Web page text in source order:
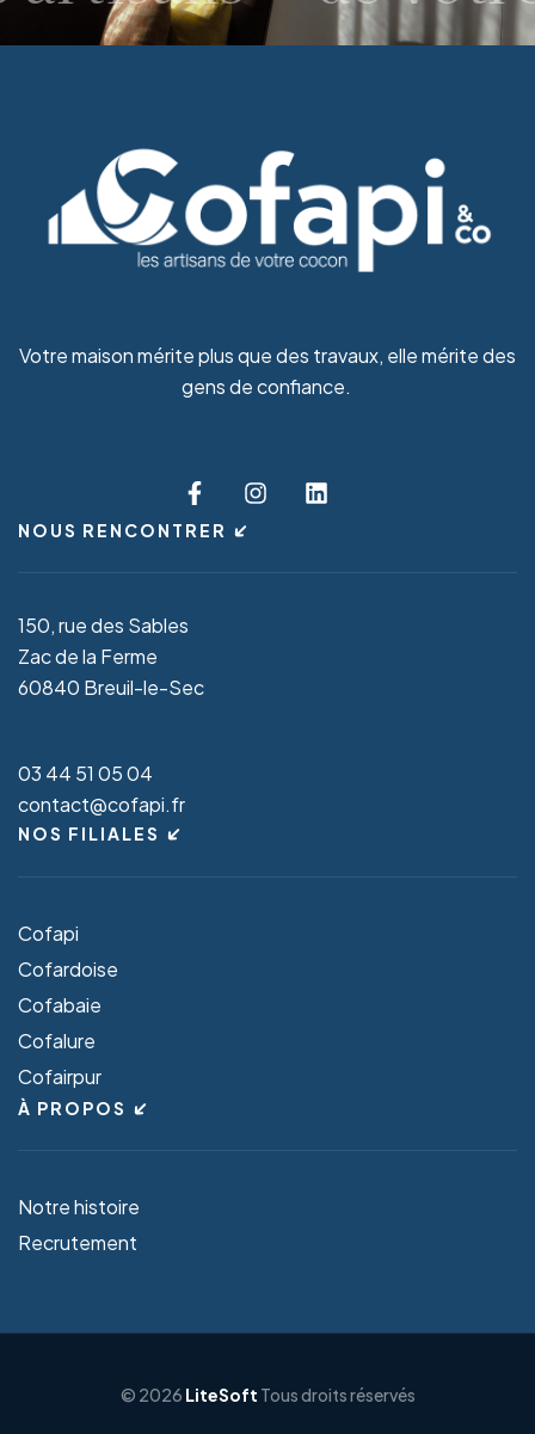
Votre maison mérite plus que des travaux, elle mérite des
gens de confiance.
NOUS RENCONTRER
150, rue des Sables
Zac de la Ferme
60840 Breuil-le-Sec
03 44 51 05 04
contact@cofapi.fr
NOS FILIALES
Cofapi
Cofardoise
Cofabaie
Cofalure
Cofairpur
À PROPOS
Notre histoire
Recrutement
© 2026 LiteSoft Tous droits réservés